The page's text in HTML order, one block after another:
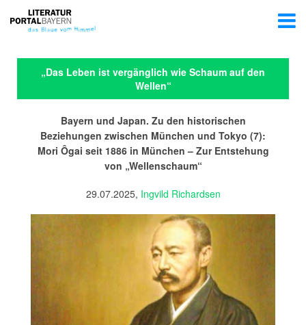
„Das Leben ist vergänglich wie Schaum auf den
Wellen“
Bayern und Japan. Zu den historischen
Beziehungen zwischen München und Tokyo (7):
Mori Ôgai seit 1886 in München – Zur Entstehung
von „Wellenschaum“
29.07.2025, Ingvild Richardsen